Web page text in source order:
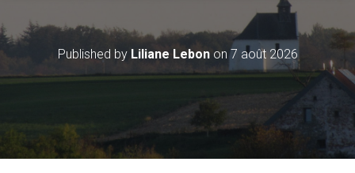
Published by Liliane Lebonon7 août 2026